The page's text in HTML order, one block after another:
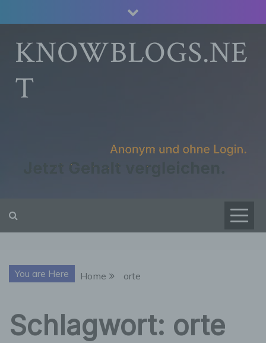
to
contentKNOWBLOGS.NE
T
You are Here Home orte
Schlagwort: orte